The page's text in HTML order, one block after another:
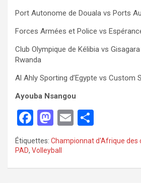
Port Autonome de Douala vs Ports
Forces Armées et Police vs
Club Olympique de Kélibia vs
Rwanda
Al Ahly Sporting d’Egypte vs Custom
Ayouba Nsangou
F
a
ce
b
M
a
st
o
E
m
ail
ar
ta
g
Étiquettes: Championnat d'Afrique des
PAD, Volleyball